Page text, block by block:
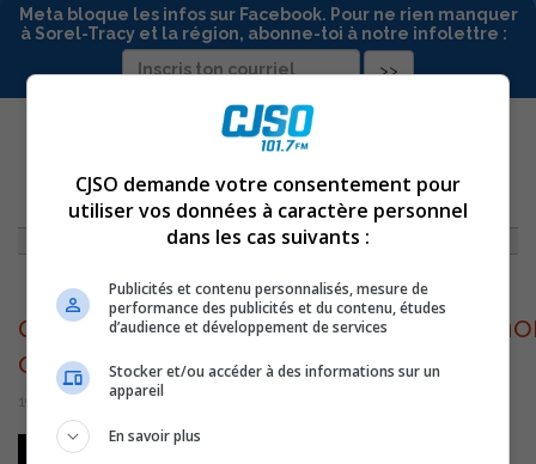
Meta bloque les infos sur Facebook. Pour ne rien manquer
à Sorel-Tracy et la région, abonne-toi à notre infolettre :
ACCUEIL»NON CLASSÉ »
LES GRANDS BALLETS CANADIENS // DANSER
BEETHOVEN»DANSER_BEETHOVEN_7EME_SYMPHONIE_PHOTO_SASHA-
ONYSHCHENKO_WEB-1578417240
onyshchenko_web-1578417240
19 février 2020 | Par Équipe CJSO
CJSO demande votre consentement pour
utiliser vos données à caractère personnel
dans les cas suivants :
Publicités et contenu personnalisés, mesure de
performance des publicités et du contenu, études
d’audience et développement de services
Stocker et/ou accéder à des informations sur un
appareil
En savoir plus